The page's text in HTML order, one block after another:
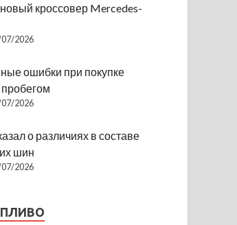
кроссовер Mercedes-
07/2026
ошибки при покупке
07/2026
о различиях в составе
шин
07/2026